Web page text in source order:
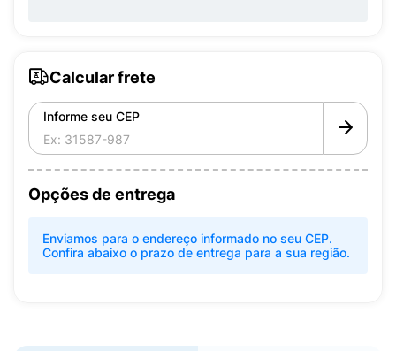
Calcular frete
Informe seu CEP
Opções de entrega
Enviamos para o endereço informado no seu CEP.
Confira abaixo o prazo de entrega para a sua região.